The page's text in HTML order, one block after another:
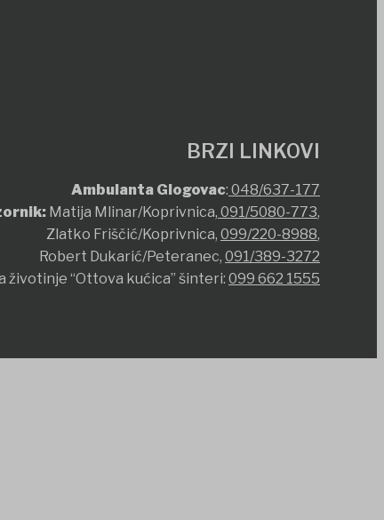
BRZI LINKOVI
Ambulanta Glogovac: 048/637-177
Matija Mlinar/Koprivnica, 091/5080-773,
Zlatko Friščić/Koprivnica, 099/220-8988,
Robert Dukarić/Peteranec, 091/389-3272
životinje “Ottova kućica” šinteri: 099 662 1555